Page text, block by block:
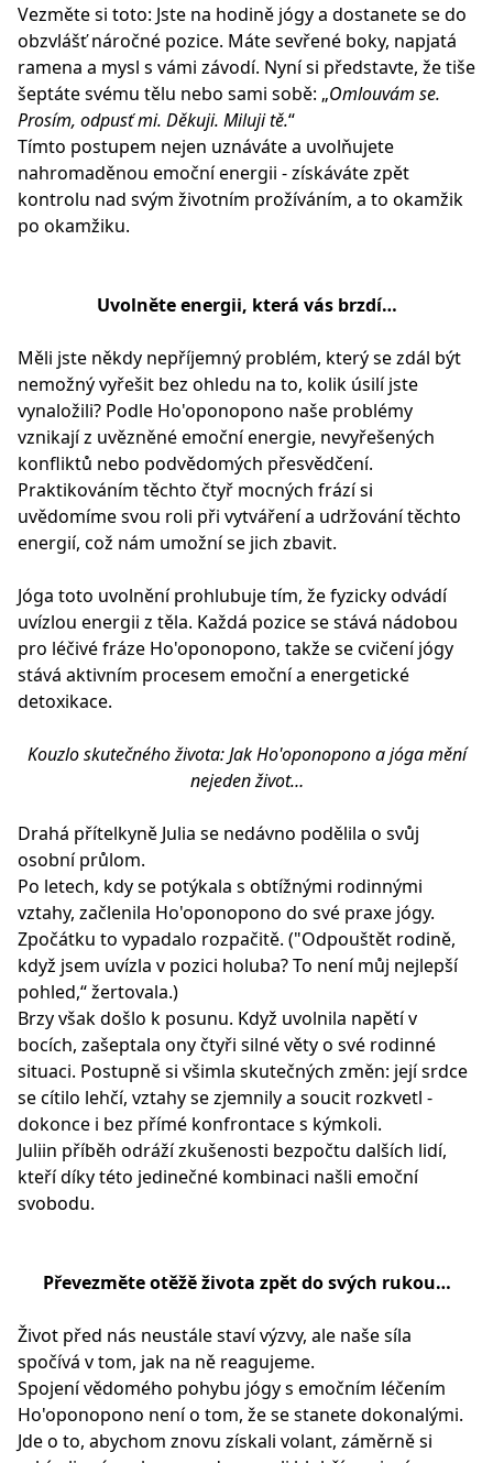
Vezměte si toto: Jste na hodině jógy a dostanete se do
obzvlášť náročné pozice. Máte sevřené boky, napjatá
ramena a mysl s vámi závodí. Nyní si představte, že tiše
šeptáte svému tělu nebo sami sobě: „Omlouvám se.
Prosím, odpusť mi. Děkuji. Miluji tě.“
Tímto postupem nejen uznáváte a uvolňujete
nahromaděnou emoční energii - získáváte zpět
kontrolu nad svým životním prožíváním, a to okamžik
po okamžiku.
Uvolněte energii, která vás brzdí…
Měli jste někdy nepříjemný problém, který se zdál být
nemožný vyřešit bez ohledu na to, kolik úsilí jste
vynaložili? Podle Ho'oponopono naše problémy
vznikají z uvězněné emoční energie, nevyřešených
konfliktů nebo podvědomých přesvědčení.
Praktikováním těchto čtyř mocných frází si
uvědomíme svou roli při vytváření a udržování těchto
energií, což nám umožní se jich zbavit.
Jóga toto uvolnění prohlubuje tím, že fyzicky odvádí
uvízlou energii z těla. Každá pozice se stává nádobou
pro léčivé fráze Ho'oponopono, takže se cvičení jógy
stává aktivním procesem emoční a energetické
detoxikace.
Kouzlo skutečného života: Jak Ho'oponopono a jóga mění
nejeden život…
Drahá přítelkyně Julia se nedávno podělila o svůj
osobní průlom.
Po letech, kdy se potýkala s obtížnými rodinnými
vztahy, začlenila Ho'oponopono do své praxe jógy.
Zpočátku to vypadalo rozpačitě. ("Odpouštět rodině,
když jsem uvízla v pozici holuba? To není můj nejlepší
pohled,“ žertovala.)
Brzy však došlo k posunu. Když uvolnila napětí v
bocích, zašeptala ony čtyři silné věty o své rodinné
situaci. Postupně si všimla skutečných změn: její srdce
se cítilo lehčí, vztahy se zjemnily a soucit rozkvetl -
dokonce i bez přímé konfrontace s kýmkoli.
Juliin příběh odráží zkušenosti bezpočtu dalších lidí,
kteří díky této jedinečné kombinaci našli emoční
svobodu.
Převezměte otěžě života zpět do svých rukou…
Život před nás neustále staví výzvy, ale naše síla
spočívá v tom, jak na ně reagujeme.
Spojení vědomého pohybu jógy s emočním léčením
Ho'oponopono není o tom, že se stanete dokonalými.
Jde o to, abychom znovu získali volant, záměrně si